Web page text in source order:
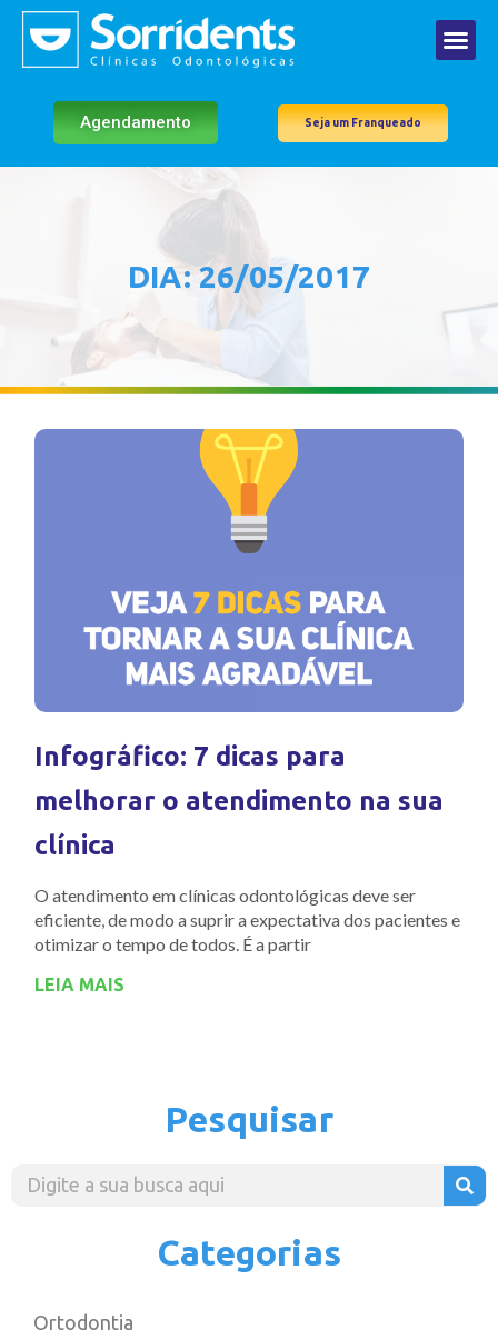
Agendamento Seja um Franqueado
DIA: 26/05/2017
Infográfico: 7 dicas para
melhorar o atendimento na sua
clínica
O atendimento em clínicas odontológicas deve ser
eficiente, de modo a suprir a expectativa dos pacientes e
otimizar o tempo de todos. É a partir
LEIA MAIS
Pesquisar
Categorias
Ortodontia